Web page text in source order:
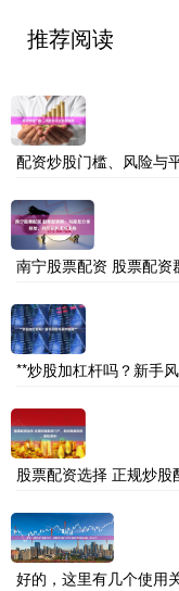
推荐阅读
配资炒股门槛、风险与
南宁股票配资 股票配
**炒股加杠杆吗？新手
股票配资选择 正规炒
好的，这里有几个使用